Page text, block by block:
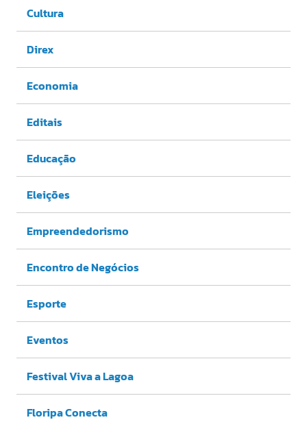
Cultura
Direx
Economia
Editais
Educação
Eleições
Empreendedorismo
Encontro de Negócios
Esporte
Eventos
Festival Viva a Lagoa
Floripa Conecta